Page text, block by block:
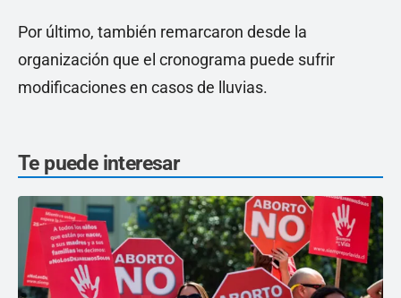
Por último, también remarcaron desde la
organización que el cronograma puede sufrir
modificaciones en casos de lluvias.
Te puede interesar